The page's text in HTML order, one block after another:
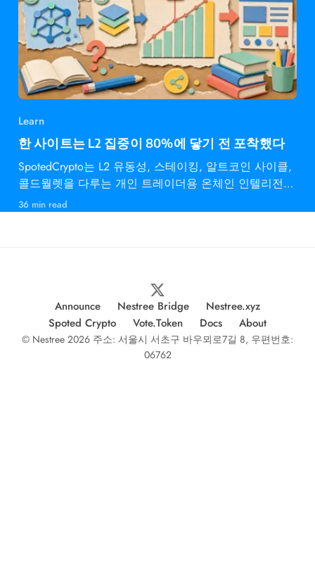
Learn
한 사이트는 L2 집중이 80%에 닿기 전 포착했다
SpotedCrypto는 L2 유동성, 스테이킹, 알트코인 사이클,
콜드월렛을 다루는 개인 트레이더용 온체인 인텔리전스
다.
36 min read
Announce Nestree Bridge
Nestree.xyz
Spoted Crypto
Vote.Token Docs About
© Nestree 2026 주소: 서울시 서초구 바우뫼로7길 8, 우편번호:
06762